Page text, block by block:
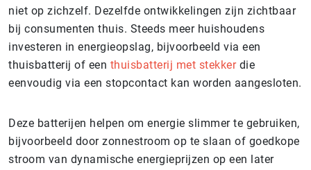
niet op zichzelf. Dezelfde ontwikkelingen zijn zichtbaar
bij consumenten thuis. Steeds meer huishoudens
investeren in energieopslag, bijvoorbeeld via een
thuisbatterij of een thuisbatterij met stekker die
eenvoudig via een stopcontact kan worden aangesloten.
Deze batterijen helpen om energie slimmer te gebruiken,
bijvoorbeeld door zonnestroom op te slaan of goedkope
stroom van dynamische energieprijzen op een later